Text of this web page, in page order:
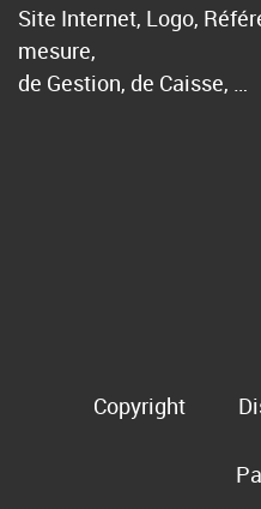
Site Internet, Logo,
mesure,
de Gestion, de Caisse, …
Copyright